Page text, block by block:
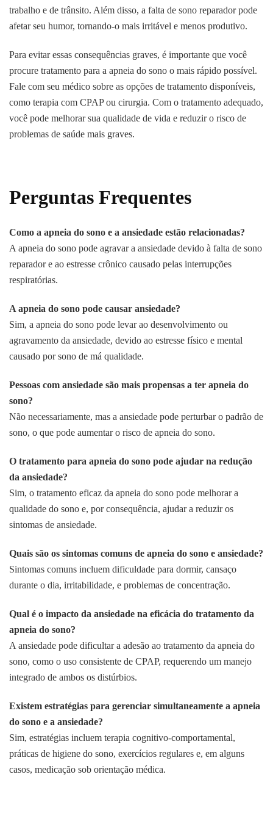
trabalho e de trânsito. Além disso, a falta de sono reparador pode
afetar seu humor, tornando-o mais irritável e menos produtivo.
Para evitar essas consequências graves, é importante que você
procure tratamento para a apneia do sono o mais rápido possível.
Fale com seu médico sobre as opções de tratamento disponíveis,
como terapia com CPAP ou cirurgia. Com o tratamento adequado,
você pode melhorar sua qualidade de vida e reduzir o risco de
problemas de saúde mais graves.
Perguntas Frequentes
Como a apneia do sono e a ansiedade estão relacionadas?
A apneia do sono pode agravar a ansiedade devido à falta de sono
reparador e ao estresse crônico causado pelas interrupções
respiratórias.
A apneia do sono pode causar ansiedade?
Sim, a apneia do sono pode levar ao desenvolvimento ou
agravamento da ansiedade, devido ao estresse físico e mental
causado por sono de má qualidade.
Pessoas com ansiedade são mais propensas a ter apneia do
sono?
Não necessariamente, mas a ansiedade pode perturbar o padrão de
sono, o que pode aumentar o risco de apneia do sono.
O tratamento para apneia do sono pode ajudar na redução
da ansiedade?
Sim, o tratamento eficaz da apneia do sono pode melhorar a
qualidade do sono e, por consequência, ajudar a reduzir os
sintomas de ansiedade.
Quais são os sintomas comuns de apneia do sono e ansiedade?
Sintomas comuns incluem dificuldade para dormir, cansaço
durante o dia, irritabilidade, e problemas de concentração.
Qual é o impacto da ansiedade na eficácia do tratamento da
apneia do sono?
A ansiedade pode dificultar a adesão ao tratamento da apneia do
sono, como o uso consistente de CPAP, requerendo um manejo
integrado de ambos os distúrbios.
Existem estratégias para gerenciar simultaneamente a apneia
do sono e a ansiedade?
Sim, estratégias incluem terapia cognitivo-comportamental,
práticas de higiene do sono, exercícios regulares e, em alguns
casos, medicação sob orientação médica.